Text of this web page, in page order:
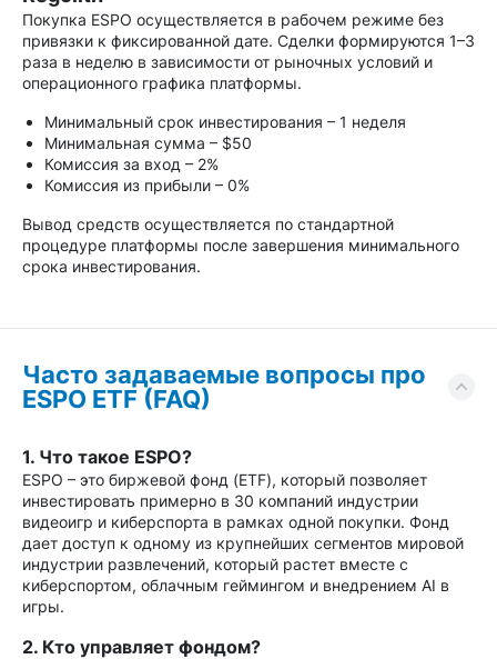
Покупка ESPO осуществляется в рабочем режиме без
привязки к фиксированной дате. Сделки формируются 1–3
раза в неделю в зависимости от рыночных условий и
операционного графика платформы.
Минимальный срок инвестирования – 1 неделя
Минимальная сумма – $50
Комиссия за вход – 2%
Комиссия из прибыли – 0%
Вывод средств осуществляется по стандартной
процедуре платформы после завершения минимального
срока инвестирования.
Часто задаваемые вопросы про
ESPO ETF (FAQ)
1. Что такое ESPO?
ESPO – это биржевой фонд (ETF), который позволяет
инвестировать примерно в 30 компаний индустрии
видеоигр и киберспорта в рамках одной покупки. Фонд
дает доступ к одному из крупнейших сегментов мировой
индустрии развлечений, который растет вместе с
киберспортом, облачным геймингом и внедрением AI в
игры.
2. Кто управляет фондом?